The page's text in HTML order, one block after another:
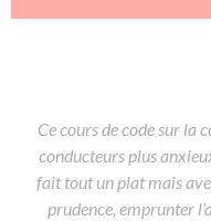
Formation CACES
Devenir
Ce cours de code sur la
conducteurs plus
fait tout un plat mais
prudence, emprunter